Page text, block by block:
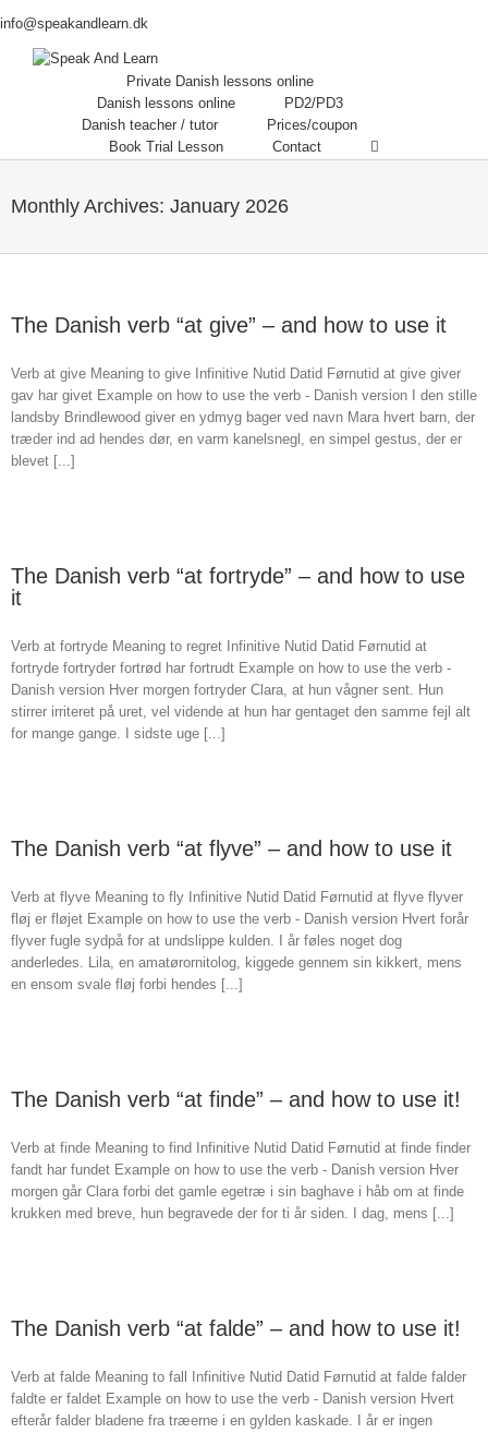
info@speakandlearn.dk
Private Danish lessons online
Danish lessons online
PD2/PD3
Danish teacher / tutor
Prices/coupon
Book Trial Lesson
Contact
Monthly Archives: January 2026
The Danish verb “at give” – and how to use it
Verb at give Meaning to give Infinitive Nutid Datid Førnutid at give giver
gav har givet Example on how to use the verb - Danish version I den stille
landsby Brindlewood giver en ydmyg bager ved navn Mara hvert barn, der
træder ind ad hendes dør, en varm kanelsnegl, en simpel gestus, der er
blevet [...]
The Danish verb “at fortryde” – and how to use
it
Verb at fortryde Meaning to regret Infinitive Nutid Datid Førnutid at
fortryde fortryder fortrød har fortrudt Example on how to use the verb -
Danish version Hver morgen fortryder Clara, at hun vågner sent. Hun
stirrer irriteret på uret, vel vidende at hun har gentaget den samme fejl alt
for mange gange. I sidste uge [...]
The Danish verb “at flyve” – and how to use it
Verb at flyve Meaning to fly Infinitive Nutid Datid Førnutid at flyve flyver
fløj er fløjet Example on how to use the verb - Danish version Hvert forår
flyver fugle sydpå for at undslippe kulden. I år føles noget dog
anderledes. Lila, en amatørornitolog, kiggede gennem sin kikkert, mens
en ensom svale fløj forbi hendes [...]
The Danish verb “at finde” – and how to use it!
Verb at finde Meaning to find Infinitive Nutid Datid Førnutid at finde finder
fandt har fundet Example on how to use the verb - Danish version Hver
morgen går Clara forbi det gamle egetræ i sin baghave i håb om at finde
krukken med breve, hun begravede der for ti år siden. I dag, mens [...]
The Danish verb “at falde” – and how to use it!
Verb at falde Meaning to fall Infinitive Nutid Datid Førnutid at falde falder
faldte er faldet Example on how to use the verb - Danish version Hvert
efterår falder bladene fra træerne i en gylden kaskade. I år er ingen